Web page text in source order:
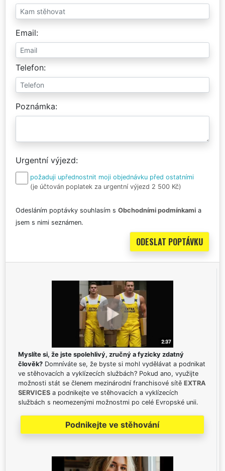
Email
Telefon
Poznámka
Urgentní výjezd
požaduji upřednostnit moji objednávku před ostatními
(je účtován poplatek za urgentní výjezd 2 500 Kč)
Odesláním poptávky souhlasím s Obchodními podmínkami a
jsem s nimi seznámen.
Myslíte si, že jste spolehlivý, zručný a fyzicky zdatný
člověk? Domníváte se, že byste si mohl vydělávat a podnikat
ve stěhovacích a vyklízecích službách? Pokud ano, využijte
možnosti stát se členem mezinárodní franchisové sítě EXTRA
SERVICES a podnikejte ve stěhovacích a vyklízecích
službách s neomezenými možnostmi po celé Evropské unii.
Podnikejte ve stěhování